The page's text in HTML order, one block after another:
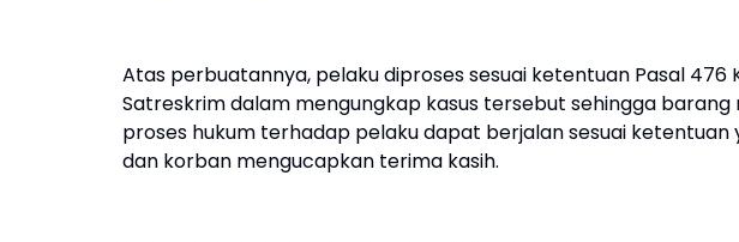
Atas perbuatannya, pelaku diproses sesuai ketentuan Pasal 476
Satreskrim dalam mengungkap kasus tersebut sehingga
proses hukum terhadap pelaku dapat berjalan sesuai
dan korban mengucapkan terima kasih.